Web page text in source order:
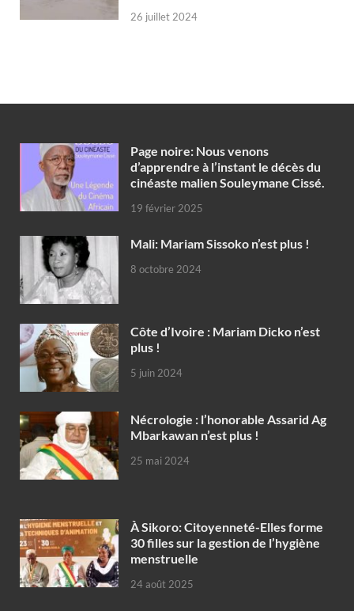
26 juillet 2024
Page noire: Nous venons
d’apprendre à l’instant le décès du
cinéaste malien Souleymane Cissé.
19 février 2025
Mali: Mariam Sissoko n’est plus !
8 octobre 2024
Côte d’Ivoire : Mariam Dicko n’est
plus !
5 juin 2024
Nécrologie : l’honorable Assarid Ag
Mbarkawan n’est plus !
25 mai 2024
À Sikoro: Citoyenneté-Elles forme
30 filles sur la gestion de l’hygiène
menstruelle
24 août 2025